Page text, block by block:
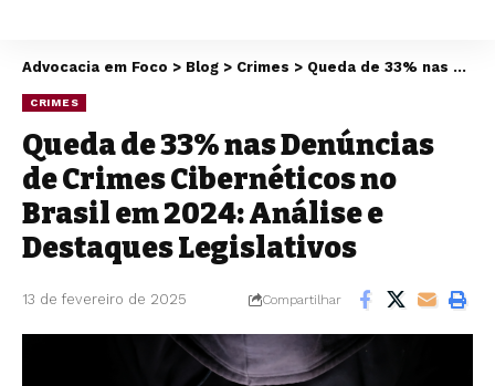
Advocacia em Foco > Blog > Crimes > Queda de 33% nas Denúncias de Crimes Cibernéticos no Brasil em 2024: Análise e Destaques Legislativos
CRIMES
Queda de 33% nas Denúncias
de Crimes Cibernéticos no
Brasil em 2024: Análise e
Destaques Legislativos
13 de fevereiro de 2025 Compartilhar